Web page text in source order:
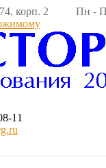
д.74, корп. 2 Пн -
11